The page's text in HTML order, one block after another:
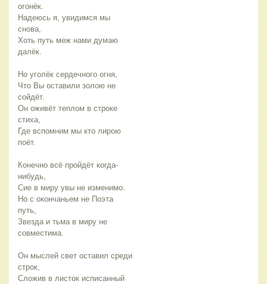
огонёк.
Надеюсь я, увидимся мы
снова,
Хоть путь меж нами думаю
далёк.
Но уголёк сердечного огня,
Что Вы оставили золою не
сойдёт.
Он оживёт теплом в строке
стиха,
Где вспомним мы кто лирою
поёт.
Конечно всё пройдёт когда-
нибудь,
Сие в миру увы не изменимо.
Но с окончаньем не Поэта
путь,
Звезда и тьма в миру не
совместима.
Он мыслей свет оставил среди
строк,
Сложив в листок исписанный